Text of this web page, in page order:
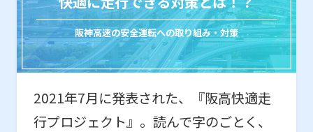
阪神高速の安全運転への取り組み・対策
2021年7月に発表された、『阪高快適走
行プロジェクト』。読んで字のごとく、